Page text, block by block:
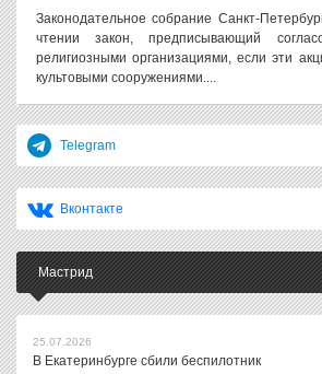
Законодательное собрание Санкт-
чтении закон, предписывающий
религиозными организациями, если эти
культовыми сооружениями....
Telegram
Вконтакте
Мастрид
25.07.2026
В Екатеринбурге сбили беспилотник